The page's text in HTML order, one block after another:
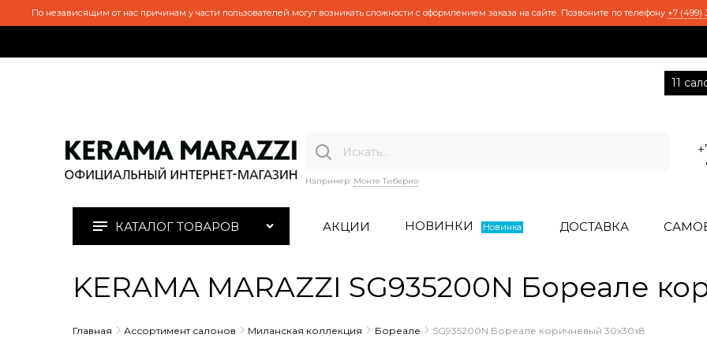
По независящим от нас причинам у части пользователей могут возникать сложности с оформлением заказа на сайте. Позвоните по телефону +7 (499)
11
Например: Монте Тиберио
КАТАЛОГ ТОВАРОВ АКЦИИ НОВИНКИ Новинка ДОСТАВКА
KERAMA MARAZZI SG935200N Бореале
Главная Ассортимент салонов Миланская коллекция Бореале SG935200N Бореале коричневый 30x30x8